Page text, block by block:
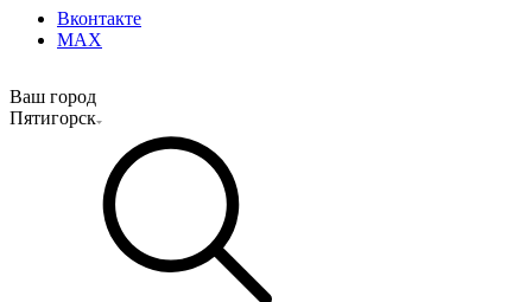
Вконтакте
MAX
Ваш город
Пятигорск